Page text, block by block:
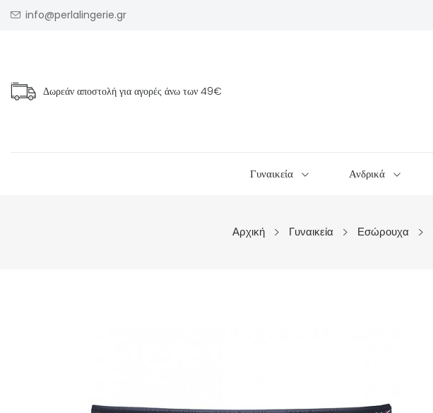
info@perlalingerie.gr
Δωρεάν αποστολή για αγορές άνω των 49€
Γυναικεία Ανδρικά
Αρχική Γυναικεία Εσώρουχα